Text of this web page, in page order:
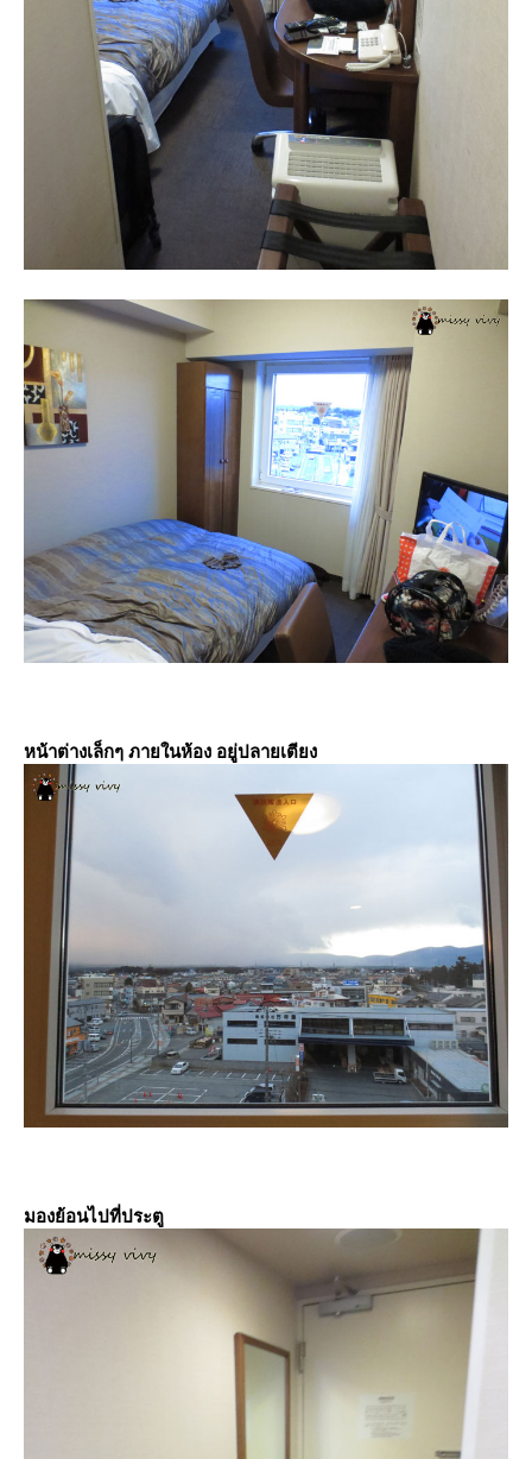
หน้าต่างเล็กๆ ภายในห้อง อยู่ปลายเตียง
มองย้อนไปที่ประตู